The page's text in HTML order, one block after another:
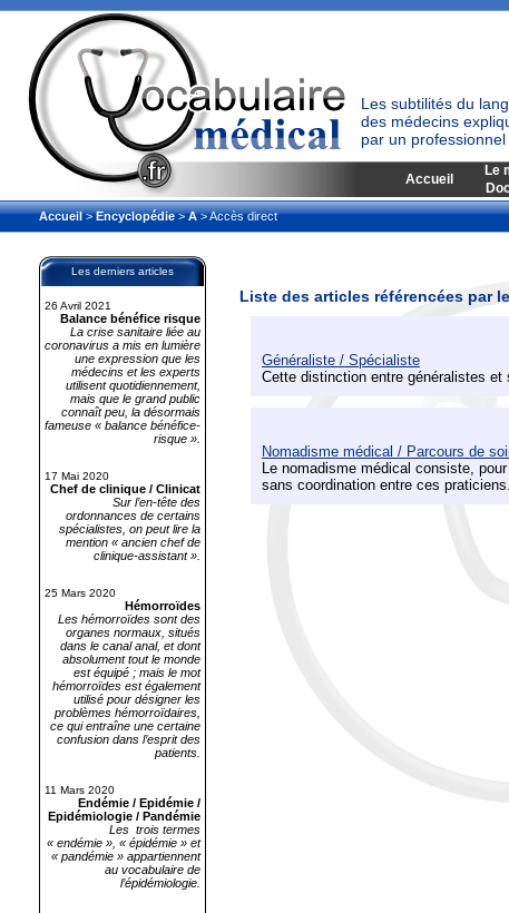
Les subtilités du
des médecins
par un professionnel
Accueil
Le
Accueil>Encyclopédie>A> Accès direct
Les derniers articles
26 Avril 2021
Balance bénéfice risque
La crise sanitaire liée au
coronavirus a mis en lumière
une expression que les
médecins et les experts
utilisent quotidiennement,
mais que le grand public
connaît peu, la désormais
fameuse « balance bénéfice-
risque ».
17 Mai 2020
Chef de clinique / Clinicat
Sur l’en-tête des
ordonnances de certains
spécialistes, on peut lire la
mention « ancien chef de
clinique-assistant ».
25 Mars 2020
Hémorroïdes
Les hémorroïdes sont des
organes normaux, situés
dans le canal anal, et dont
absolument tout le monde
est équipé ; mais le mot
hémorroïdes est également
utilisé pour désigner les
problèmes hémorroïdaires,
ce qui entraîne une certaine
confusion dans l’esprit des
patients.
11 Mars 2020
Endémie / Epidémie /
Epidémiologie / Pandémie
Les trois termes
« endémie », « épidémie » et
« pandémie » appartiennent
au vocabulaire de
l’épidémiologie.
Liste des articles référencées par
Généraliste / Spécialiste
Cette distinction entre généralistes et
Nomadisme médical / Parcours de
Le nomadisme médical consiste,
sans coordination entre ces praticiens.